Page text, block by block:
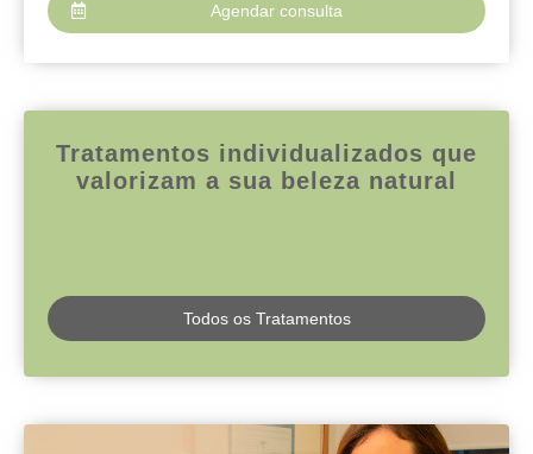
Agendar consulta
Tratamentos individualizados que
valorizam a sua beleza natural
Todos os Tratamentos